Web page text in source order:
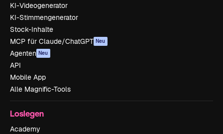
KI-Videogenerator
KI-Stimmengenerator
Stock-Inhalte
MCP für Claude/ChatGPT Neu
Agenten Neu
API
Mobile App
Alle Magnific-Tools
Loslegen
Academy